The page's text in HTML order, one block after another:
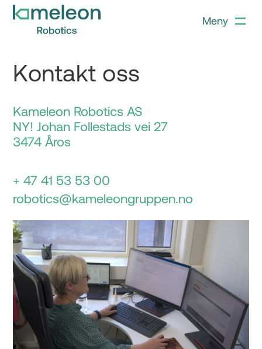
Meny
Kontakt oss
Kameleon Robotics AS
NY! Johan Follestads vei 27
3474 Åros
+ 47 41 53 53 00
robotics@kameleongruppen.no